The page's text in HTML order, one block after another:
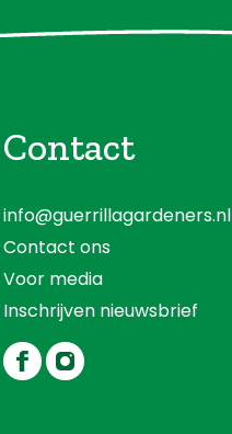
Contact
info@guerrillagardeners.nl
Contact ons
Voor media
Inschrijven nieuwsbrief